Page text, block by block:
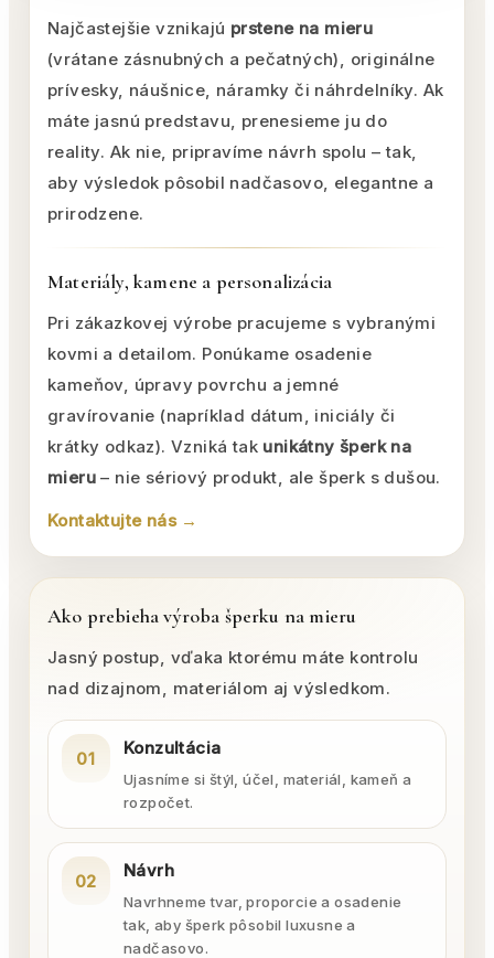
Najčastejšie vznikajú prstene na mieru
(vrátane zásnubných a pečatných), originálne
prívesky, náušnice, náramky či náhrdelníky. Ak
máte jasnú predstavu, prenesieme ju do
reality. Ak nie, pripravíme návrh spolu – tak,
aby výsledok pôsobil nadčasovo, elegantne a
prirodzene.
Materiály, kamene a personalizácia
Pri zákazkovej výrobe pracujeme s vybranými
kovmi a detailom. Ponúkame osadenie
kameňov, úpravy povrchu a jemné
gravírovanie (napríklad dátum, iniciály či
krátky odkaz). Vzniká tak unikátny šperk na
mieru – nie sériový produkt, ale šperk s dušou.
Kontaktujte nás →
Ako prebieha výroba šperku na mieru
Jasný postup, vďaka ktorému máte kontrolu
nad dizajnom, materiálom aj výsledkom.
01 Konzultácia
Ujasníme si štýl, účel, materiál, kameň a
rozpočet.
02 Návrh
Navrhneme tvar, proporcie a osadenie
tak, aby šperk pôsobil luxusne a
nadčasovo.